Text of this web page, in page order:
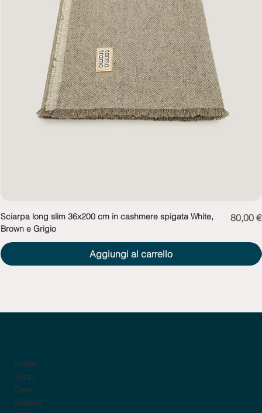
Sciarpa long slim 36x200 cm in cashmere spigata White,
Brown e Grigio
Prezzo
80,00 €
Aggiungi al carrello
Home
Shop
Cura
Mission